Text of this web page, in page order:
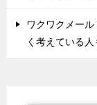
ワクワクメー
く考えている